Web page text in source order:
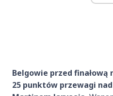
Belgowie przed finałową
25 punktów przewagi